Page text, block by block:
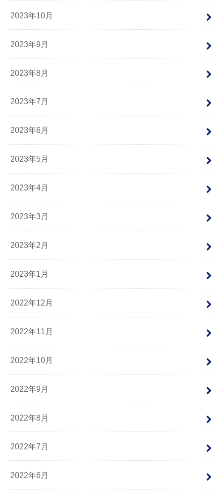
2023年10月
2023年9月
2023年8月
2023年7月
2023年6月
2023年5月
2023年4月
2023年3月
2023年2月
2023年1月
2022年12月
2022年11月
2022年10月
2022年9月
2022年8月
2022年7月
2022年6月